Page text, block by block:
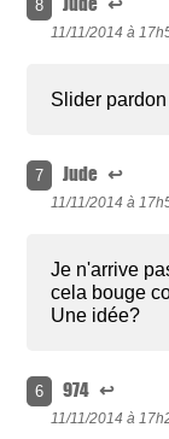
8
11/11/2014 à
Slider pardon
7 Jude ↩
11/11/2014 à
Je n'arrive
cela bouge
Une idée?
6 974 ↩
11/11/2014 à